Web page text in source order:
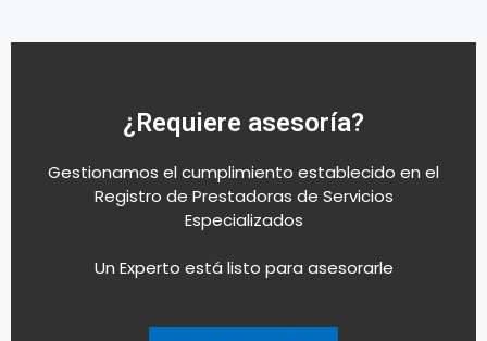
¿Requiere asesoría?
Gestionamos el cumplimiento establecido en el
Registro de Prestadoras de Servicios
Especializados
Un Experto está listo para asesorarle